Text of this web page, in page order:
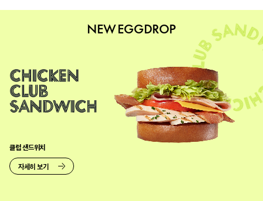
NEW EGGDROP
클럽 샌드위치
자세히 보기